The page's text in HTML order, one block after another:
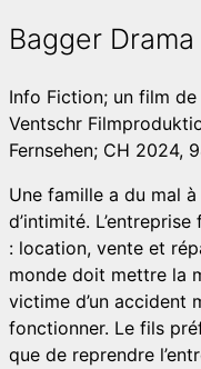
Bagger Drama
Info Fiction; un film
Ventschr
Fernsehen; CH 2024,
Une famille a du mal
d’intimité.
: location, vente et
monde doit mettre la
victime d’un accident
fonctionner. Le fils
que de reprendre